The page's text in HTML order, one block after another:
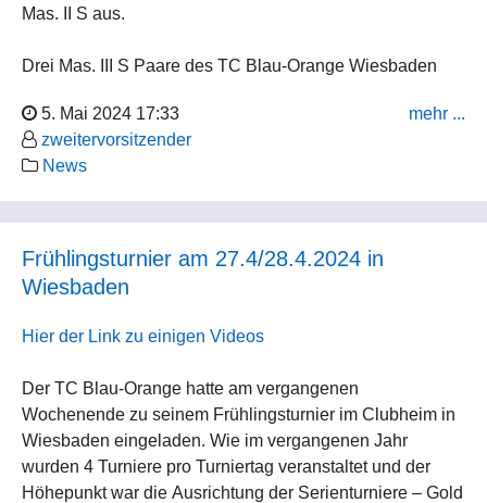
Mas. II S aus.
Drei Mas. III S Paare des TC Blau-Orange Wiesbaden
Turnierkapelle “Manhatten Six” tanzten alle Blau-Orange
Paare souverän ins Finale.
Den 5. Platz erreichten Anja Hesele / Harald Konhäuser.
Auf dem Siegerpodest, mit dem 3. Platz, konnten Bettina
und Stefan Strupp Platz nehmen. Vielen Dank an unsere
Trainerin Ulrike Hesemann-Burger, die mit ihrem
Coaching zu diesem Erfolg beigetragen hat.
Herzlichen Glückwunsch.
5. Mai 2024 17:33
zweitervorsitzender
News
mehr ...
Frühlingsturnier am 27.4/28.4.2024 in
Wiesbaden
Hier der Link zu einigen Videos
Der TC Blau-Orange hatte am vergangenen
Wochenende zu seinem Frühlingsturnier im Clubheim in
Wiesbaden eingeladen. Wie im vergangenen Jahr
wurden 4 Turniere pro Turniertag veranstaltet und der
Höhepunkt war die Ausrichtung der Serienturniere – Gold